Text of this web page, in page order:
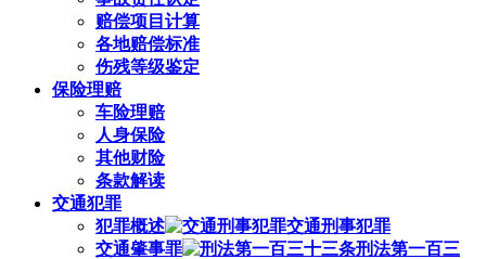
赔偿项目计算
各地赔偿标准
伤残等级鉴定
保险理赔
车险理赔
人身保险
其他财险
条款解读
交通犯罪
犯罪概述
交通刑事犯罪
交通肇事罪
刑法第一百三